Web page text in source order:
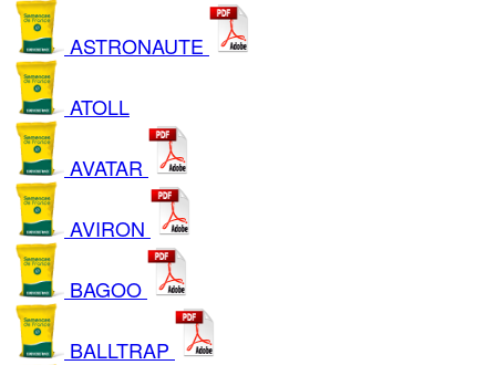
ASTRONAUTE
ATOLL
AVATAR
AVIRON
BAGOO
BALLTRAP